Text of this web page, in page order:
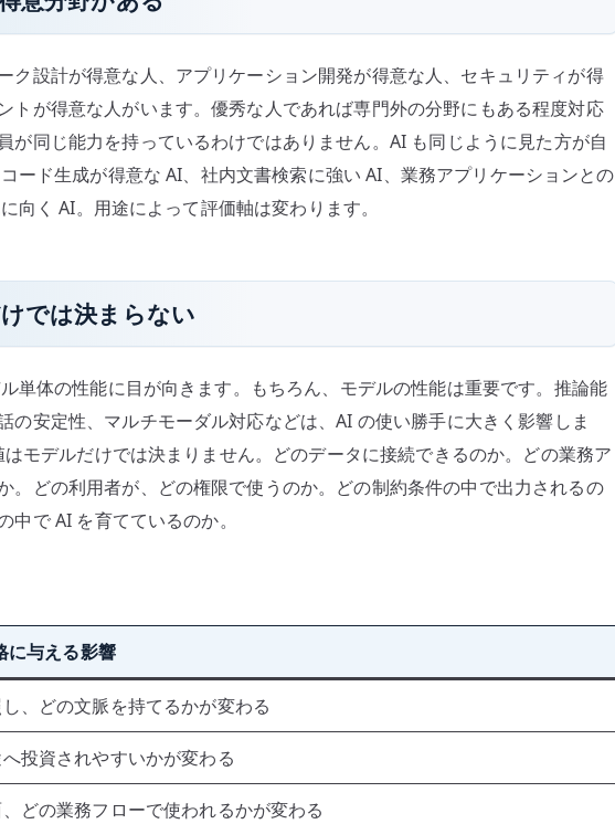
ク設計が得意な人、アプリケーション開発が得意な人、セキュリティが得
トが得意な人がいます。優秀な人であれば専門外の分野にもある程度対応
が同じ能力を持っているわけではありません。AI も同じように見た方が自
ード生成が得意な AI、社内文書検索に強い AI、業務アプリケーションとの
向く AI。用途によって評価軸は変わります。
では決まらない
単体の性能に目が向きます。もちろん、モデルの性能は重要です。推論能
の安定性、マルチモーダル対応などは、AI の使い勝手に大きく影響しま
モデルだけでは決まりません。どのデータに接続できるのか。どの業務ア
。どの利用者が、どの権限で使うのか。どの制約条件の中で出力されるの
で AI を育てているのか。
に与える影響
、どの文脈を持てるかが変わる
投資されやすいかが変わる
どの業務フローで使われるかが変わる